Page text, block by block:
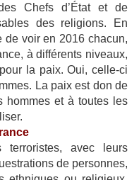
Chefs d’État et de
des religions. En
de voir en 2016 chacun,
à différents niveaux,
la paix. Oui, celle-ci
La paix est don de
hommes et à toutes les
avec leurs
de personnes,